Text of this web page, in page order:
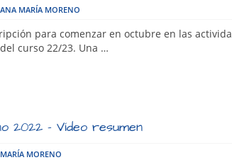
ANA MARÍA MORENO
para comenzar en octubre en las
curso 22/23. Una …
2022 – Vídeo resumen
MORENO